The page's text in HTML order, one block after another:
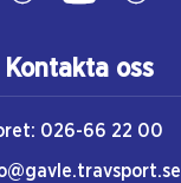
Kontakta oss
026-66 22 00